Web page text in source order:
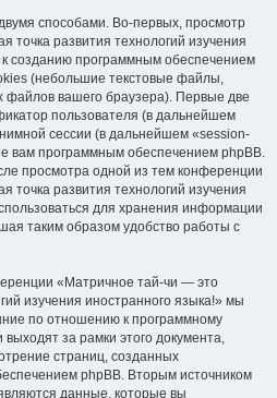
способами. Во-первых, просмотр
развития технологий изучения
созданию программным обеспечением
(небольшие текстовые файлы,
файлов вашего браузера). Первые две
пользователя (в дальнейшем
сессии (в дальнейшем «session-
вам программным обеспечением phpBB.
просмотра одной из тем конференции
развития технологий изучения
для хранения информации
таким образом удобство работы с
«Матричное тай-чи — это
изучения иностранного языка!» мы
по отношению к программному
за рамки этого документа,
страниц, созданных
phpBB. Вторым источником
данные, которые вы